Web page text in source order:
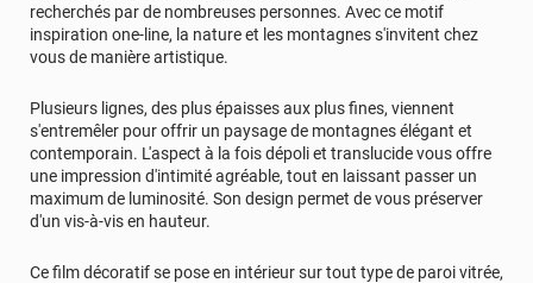
recherchés par de nombreuses personnes. Avec ce motif
inspiration one-line, la nature et les montagnes s'invitent chez
vous de manière artistique.
Plusieurs lignes, des plus épaisses aux plus fines, viennent
s'entremêler pour offrir un paysage de montagnes élégant et
contemporain. L'aspect à la fois dépoli et translucide vous offre
une impression d'intimité agréable, tout en laissant passer un
maximum de luminosité. Son design permet de vous préserver
d'un vis-à-vis en hauteur.
Ce film décoratif se pose en intérieur sur tout type de paroi vitrée,